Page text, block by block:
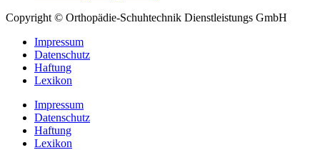
Copyright © Orthopädie-Schuhtechnik Dienstleistungs GmbH
Impressum
Datenschutz
Haftung
Lexikon
Impressum
Datenschutz
Haftung
Lexikon